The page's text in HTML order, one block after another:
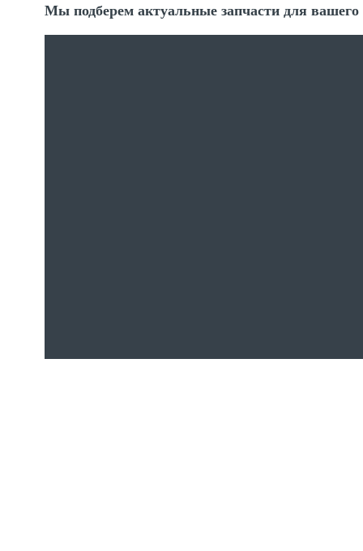
Мы подберем актуальные запчасти для вашего